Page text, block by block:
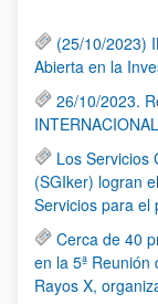
(25/10/2023)
Abierta en la
26/10/2023.
Los Servicios
(SGIker) logran
Servicios para el
Cerca de 40
en la 5ª
Rayos X,